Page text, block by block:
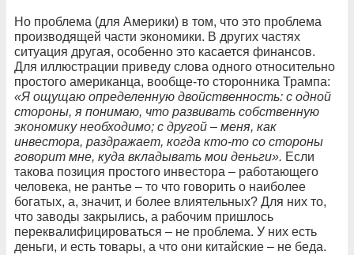
Но проблема (для Америки) в том, что это проблема
производящей части экономики. В других частях
ситуация другая, особенно это касается финансов.
Для иллюстрации приведу слова одного относительно
простого американца, вообще-то сторонника Трампа:
«Я ощущаю определенную двойственность: с одной
стороны, я понимаю, что развивать собственную
экономику необходимо; с другой – меня, как
инвестора, раздражает, когда кто-то со стороны
говорит мне, куда вкладывать мои деньги». Если
такова позиция простого инвестора – работающего
человека, не рантье – то что говорить о наиболее
богатых, а, значит, и более влиятельных? Для них то,
что заводы закрылись, а рабочим пришлось
переквалифицироваться – не проблема. У них есть
деньги, и есть товары, а что они китайские – не беда.